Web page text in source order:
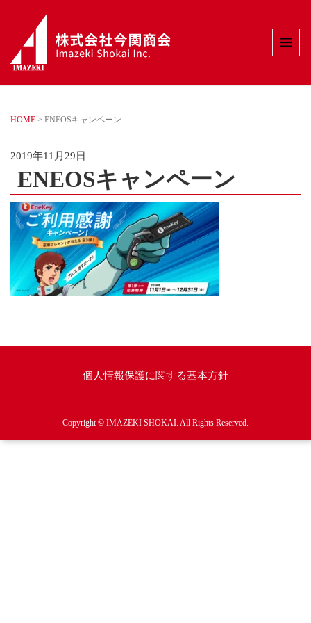
HOME > ENEOSキャンペーン
2019年11月29日
ENEOSキャンペーン
個人情報保護に関する基本方針
Copyright © IMAZEKI SHOKAI. All Rights Reserved.